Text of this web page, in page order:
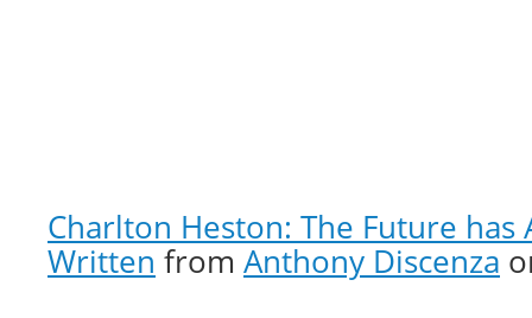
Charlton Heston: The Future has
Written from Anthony Discenza